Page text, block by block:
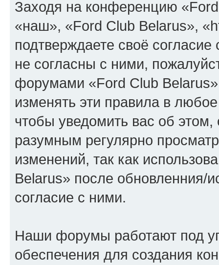
Заходя на конференцию
«наш», «Ford Club Belarus»,
подтверждаете своё
не согласны с ними,
форумами «Ford Club
изменять эти правила в
чтобы уведомить вас об
разумным регулярно
изменений, так как
Belarus» после обновленния/
согласие с ними.
Наши форумы работают под
обеспечения для создания